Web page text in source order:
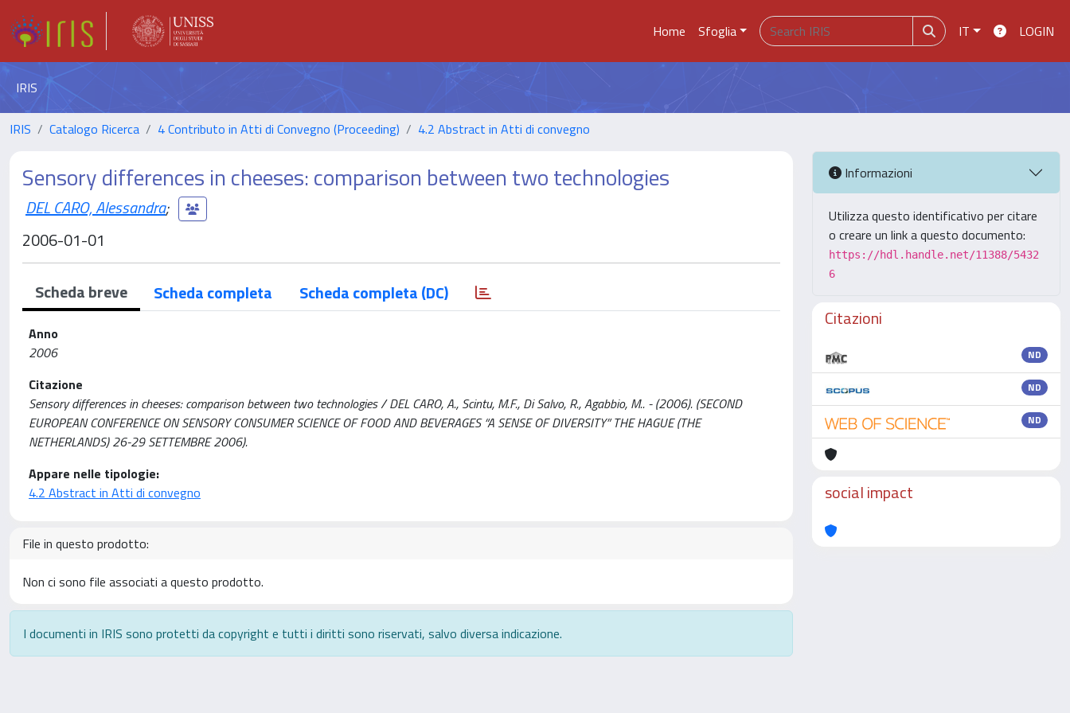
Home Sfoglia IT LOGIN
IRIS
IRIS Catalogo Ricerca 4 Contributo in Atti di Convegno (Proceeding) 4.2 Abstract in Atti di convegno
Sensory differences in cheeses: comparison between two technologies
DEL CARO, Alessandra;
2006-01-01
Scheda breve Scheda completa Scheda completa (DC)
Anno
2006
Citazione
Sensory differences in cheeses: comparison between two technologies / DEL CARO, A., Scintu, M.F., Di Salvo, R., Agabbio, M.. - (2006). (SECOND
EUROPEAN CONFERENCE ON SENSORY CONSUMER SCIENCE OF FOOD AND BEVERAGES “A SENSE OF DIVERSITY” THE HAGUE (THE
NETHERLANDS) 26-29 SETTEMBRE 2006).
Appare nelle tipologie:
4.2 Abstract in Atti di convegno
File in questo prodotto:
Non ci sono file associati a questo prodotto.
I documenti in IRIS sono protetti da copyright e tutti i diritti sono riservati, salvo diversa indicazione.
Informazioni
Utilizza questo identificativo per citare
o creare un link a questo documento:
https://hdl.handle.net/11388/5432
6
Citazioni
ND
ND
ND
social impact